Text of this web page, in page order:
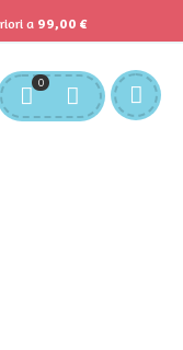
+39 345 627 9165
APP B&G Kids
0
a 99,00 €